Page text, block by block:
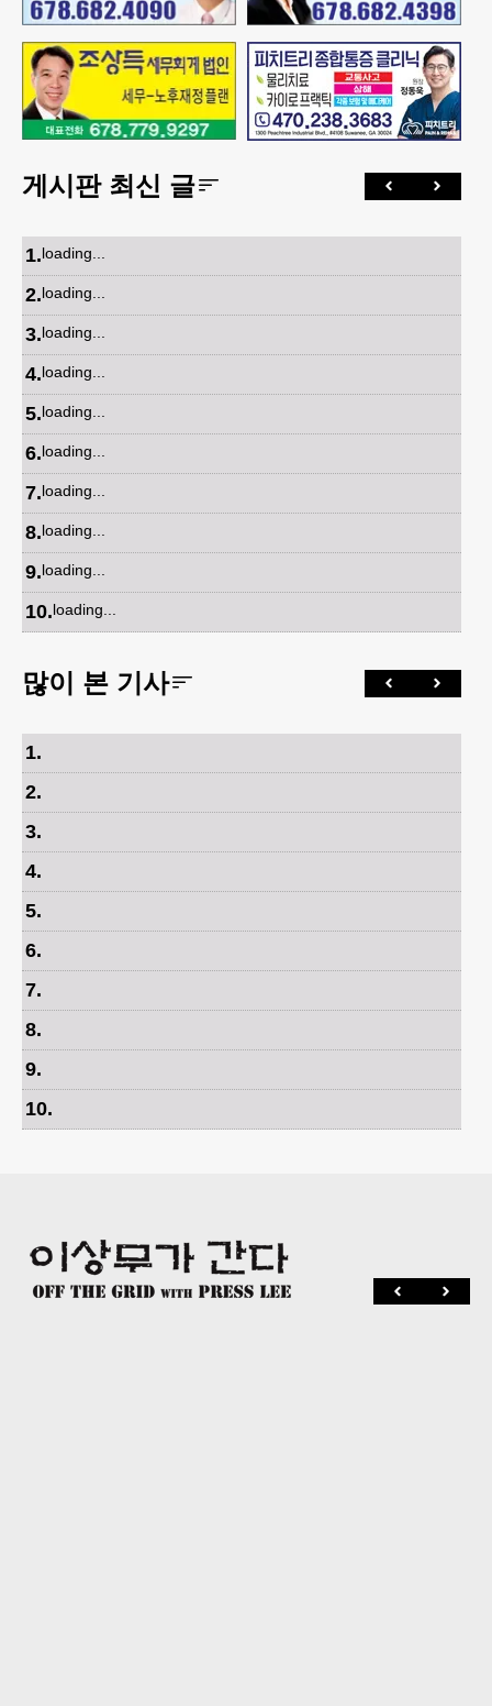
게시판 최신 글
1.loading...
2.loading...
3.loading...
4.loading...
5.loading...
6.loading...
7.loading...
8.loading...
9.loading...
10.loading...
많이 본 기사
1.
2.
3.
4.
5.
6.
7.
8.
9.
10.